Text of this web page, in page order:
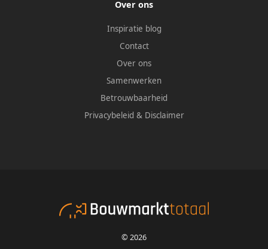
Over ons
Inspiratie blog
Contact
Over ons
Samenwerken
Betrouwbaarheid
Privacybeleid & Disclaimer
© 2026